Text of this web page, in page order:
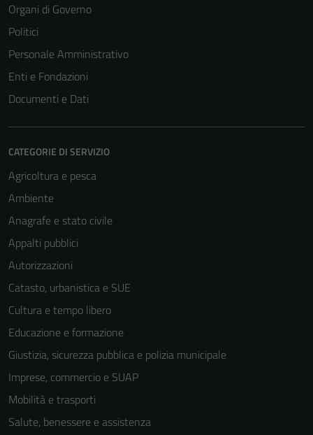
Organi di Governo
Politici
Personale Amministrativo
Enti e Fondazioni
Documenti e Dati
CATEGORIE DI SERVIZIO
Agricoltura e pesca
Ambiente
Anagrafe e stato civile
Appalti pubblici
Autorizzazioni
Catasto, urbanistica e SUE
Cultura e tempo libero
Educazione e formazione
Giustizia, sicurezza pubblica e polizia municipale
Imprese, commercio e SUAP
Mobilità e trasporti
Salute, benessere e assistenza